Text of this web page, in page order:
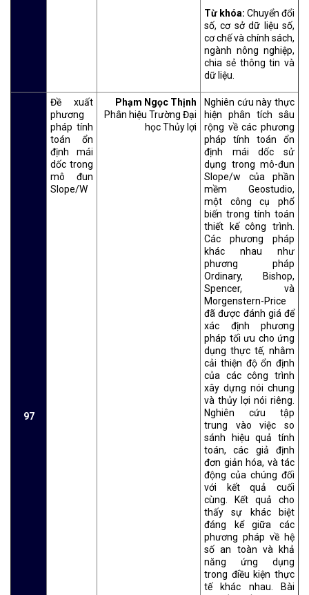
Từ khóa: Chuyển đổi
số, cơ sở dữ liệu số,
cơ chế và chính sách,
ngành nông nghiệp,
chia sẻ thông tin và
dữ liệu.
97
Đề xuất
phương
pháp tính
toán ổn
định mái
dốc trong
mô đun
Slope/W
Phạm Ngọc Thịnh
Phân hiệu Trường Đại
học Thủy lợi
Nghiên cứu này thực
hiện phân tích sâu
rộng về các phương
pháp tính toán ổn
định mái dốc sử
dụng trong mô-đun
Slope/w của phần
mềm Geostudio,
một công cụ phổ
biến trong tính toán
thiết kế công trình.
Các phương pháp
khác nhau như
phương pháp
Ordinary, Bishop,
Spencer, và
Morgenstern-Price
đã được đánh giá để
xác định phương
pháp tối ưu cho ứng
dụng thực tế, nhằm
cải thiện độ ổn định
của các công trình
xây dựng nói chung
và thủy lợi nói riêng.
Nghiên cứu tập
trung vào việc so
sánh hiệu quả tính
toán, các giả định
đơn giản hóa, và tác
động của chúng đối
với kết quả cuối
cùng. Kết quả cho
thấy sự khác biệt
đáng kể giữa các
phương pháp về hệ
số an toàn và khả
năng ứng dụng
trong điều kiện thực
tế khác nhau. Bài